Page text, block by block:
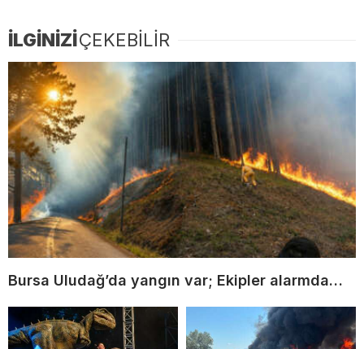
İLGİNİZİÇEKEBİLİR
Bursa Uludağ’da yangın var; Ekipler alarmda…